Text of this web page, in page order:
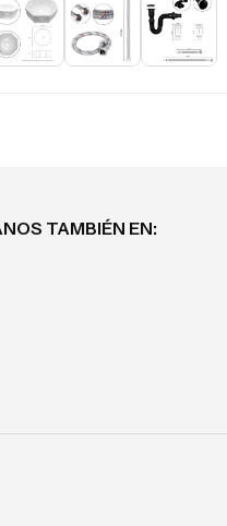
TAMBIÉN EN: